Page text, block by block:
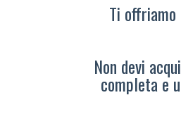
Ti offriamo
Non devi
completa e